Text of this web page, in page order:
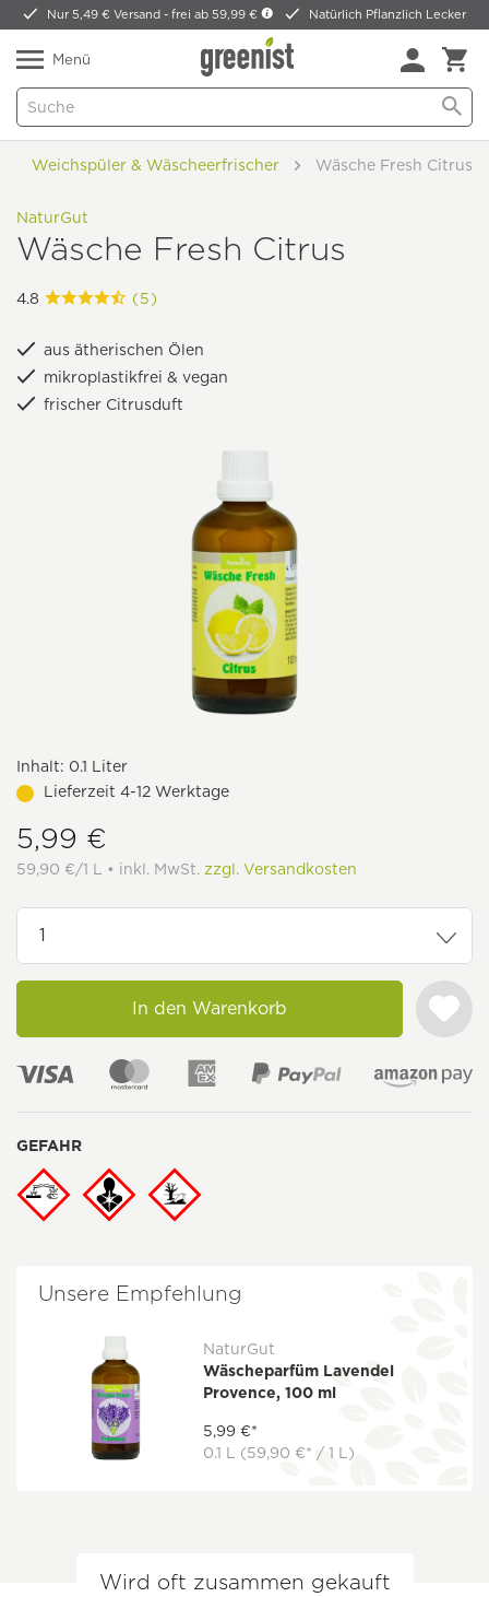
Nur 5,49 € Versand -frei ab 59,99 € Natürlich Pflanzlich Lecker
Menü
Weichspüler & Wäscheerfrischer Wäsche Fresh Citrus
NaturGut
Wäsche Fresh Citrus
4.8 (5)
aus ätherischen Ölen
mikroplastikfrei & vegan
frischer Citrusduft
Inhalt: 0.1 Liter
Lieferzeit 4-12 Werktage
5,99 €
59,90 €/1 L • inkl. MwSt. zzgl. Versandkosten
In den Warenkorb
GEFAHR
Unsere Empfehlung
NaturGut
Wäscheparfüm Lavendel
Provence, 100 ml
5,99 €*
0.1 L (59,90 €* / 1 L)
Wird oft zusammen gekauft